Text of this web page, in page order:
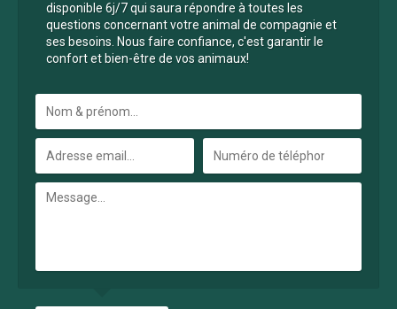
disponible 6j/7 qui saura répondre à toutes les
questions concernant votre animal de compagnie et
ses besoins. Nous faire confiance, c'est garantir le
confort et bien-être de vos animaux!